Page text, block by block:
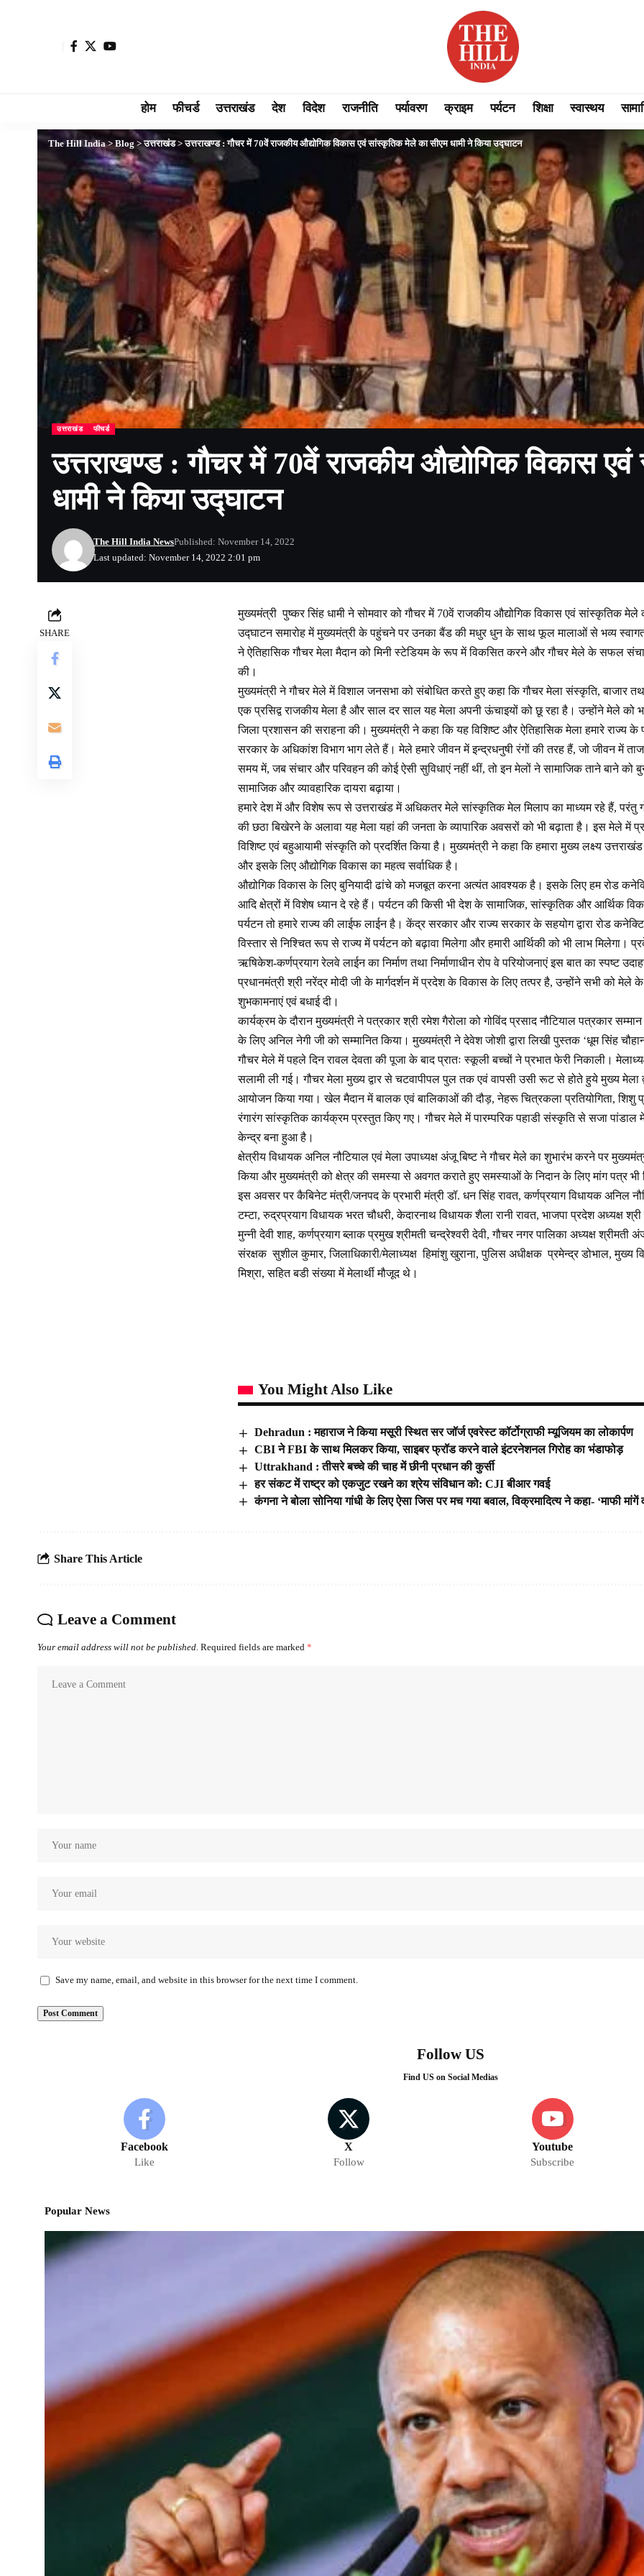
होम फीचर्ड उत्तराखंड देश विदेश राजनीति पर्यावरण क्राइम पर्यटन शिक्षा स्वास्थय
The Hill India>Blog >उत्तराखंड>उत्तराखण्ड : गौचर में 70वें राजकीय औद्योगिक विकास एवं सांस्कृतिक मेले का सीएम धामी ने किया उद्घाटन
उत्तराखंड फीचर्ड
उत्तराखण्ड : गौचर में 70वें राजकीय औद्योगिक विकास
धामी ने किया उद्घाटन
Last updated: November 14, 2022 2:01 pm
The Hill India NewsPublished: November 14, 2022
SHARE
मुख्यमंत्री पुष्कर सिंह धामी ने सोमवार को गौचर में 70वें राजकीय औद्योगिक विकास एवं सांस्कृतिक
उद्घाटन समारोह में मुख्यमंत्री के पहुंचने पर उनका बैंड की मधुर धुन के साथ फूल मालाओं से भव्य स्वागत
ने ऐतिहासिक गौचर मेला मैदान को मिनी स्टेडियम के रूप में विकसित करने और गौचर मेले के सफल
की।
मुख्यमंत्री ने गौचर मेले में विशाल जनसभा को संबोधित करते हुए कहा कि गौचर मेला संस्कृति, बाजार
एक प्रसिद्व राजकीय मेला है और साल दर साल यह मेला अपनी ऊंचाइयों को छू रहा है। उन्होंने मेले
जिला प्रशासन की सराहना की। मुख्यमंत्री ने कहा कि यह विशिष्ट और ऐतिहासिक मेला हमारे
सरकार के अधिकांश विभाग भाग लेते हैं। मेले हमारे जीवन में इन्द्रधनुषी रंगों की तरह हैं, जो जीवन में
समय में, जब संचार और परिवहन की कोई ऐसी सुविधाएं नहीं थीं, तो इन मेलों ने सामाजिक ताने बाने को
सामाजिक और व्यावहारिक दायरा बढ़ाया।
हमारे देश में और विशेष रूप से उत्तराखंड में अधिकतर मेले सांस्कृतिक मेल मिलाप का माध्यम रहे हैं, परंतु
की छठा बिखेरने के अलावा यह मेला यहां की जनता के व्यापारिक अवसरों को भी बढ़ाता है। इस मेले में
विशिष्ट एवं बहुआयामी संस्कृति को प्रदर्शित किया है। मुख्यमंत्री ने कहा कि हमारा मुख्य लक्ष्य
और इसके लिए औद्योगिक विकास का महत्व सर्वाधिक है।
औद्योगिक विकास के लिए बुनियादी ढांचे को मजबूत करना अत्यंत आवश्यक है। इसके लिए हम रोड
आदि क्षेत्रों में विशेष ध्यान दे रहे हैं। पर्यटन की किसी भी देश के सामाजिक, सांस्कृतिक और आर्थिक
पर्यटन तो हमारे राज्य की लाईफ लाईन है। केंद्र सरकार और राज्य सरकार के सहयोग द्वारा रोड
विस्तार से निश्चित रूप से राज्य में पर्यटन को बढ़ावा मिलेगा और हमारी आर्थिकी को भी लाभ मिलेगा।
ऋषिकेश-कर्णप्रयाग रेलवे लाईन का निर्माण तथा निर्माणाधीन रोप वे परियोजनाएं इस बात का स्पष्ट
प्रधानमंत्री श्री नरेंद्र मोदी जी के मार्गदर्शन में प्रदेश के विकास के लिए तत्पर है, उन्होंने सभी को
शुभकामनाएं एवं बधाई दी।
कार्यक्रम के दौरान मुख्यमंत्री ने पत्रकार श्री रमेश गैरोला को गोविंद प्रसाद नौटियाल पत्रकार
के लिए अनिल नेगी जी को सम्मानित किया। मुख्यमंत्री ने देवेश जोशी द्वारा लिखी पुस्तक ‘धूम सिंह
गौचर मेले में पहले दिन रावल देवता की पूजा के बाद प्रातः स्कूली बच्चों ने प्रभात फेरी निकाली।
सलामी ली गई। गौचर मेला मुख्य द्वार से चटवापीपल पुल तक एवं वापसी उसी रूट से होते हुये मुख्य मेला
आयोजन किया गया। खेल मैदान में बालक एवं बालिकाओं की दौड़, नेहरू चित्रकला प्रतियोगिता, शिशु
रंगारंग सांस्कृतिक कार्यक्रम प्रस्तुत किए गए। गौचर मेले में पारम्परिक पहाडी संस्कृति से सजा पांडाल
केन्द्र बना हुआ है।
क्षेत्रीय विधायक अनिल नौटियाल एवं मेला उपाध्यक्ष अंजू बिष्ट ने गौचर मेले का शुभारंभ करने पर
किया और मुख्यमंत्री को क्षेत्र की समस्या से अवगत कराते हुए समस्याओं के निदान के लिए मांग पत्र भी
इस अवसर पर कैबिनेट मंत्री/जनपद के प्रभारी मंत्री डॉ. धन सिंह रावत, कर्णप्रयाग विधायक अनिल
टम्टा, रुद्रप्रयाग विधायक भरत चौधरी, केदारनाथ विधायक शैला रानी रावत, भाजपा प्रदेश अध्यक्ष
मुन्नी देवी शाह, कर्णप्रयाग ब्लाक प्रमुख श्रीमती चन्द्रेश्वरी देवी, गौचर नगर पालिका अध्यक्ष श्रीमती
संरक्षक सुशील कुमार, जिलाधिकारी/मेलाध्यक्ष हिमांशु खुराना, पुलिस अधीक्षक प्रमेन्द्र डोभाल, मुख्य
मिश्रा, सहित बडी संख्या में मेलार्थी मौजूद थे।
You Might Also Like
Dehradun : महाराज ने किया मसूरी स्थित सर जॉर्ज एवरेस्ट कॉर्टोग्राफी म्यूजियम का लोकार्पण
CBI ने FBI के साथ मिलकर किया, साइबर फ्रॉड करने वाले इंटरनेशनल गिरोह का भंडाफोड़
Uttrakhand : तीसरे बच्चे की चाह में छीनी प्रधान की कुर्सी
हर संकट में राष्ट्र को एकजुट रखने का श्रेय संविधान को: CJI बीआर गवई
कंगना ने बोला सोनिया गांधी के लिए ऐसा जिस पर मच गया बवाल, विक्रमादित्य ने कहा- ‘माफी मांगें
Share This Article
Leave a Comment
Your email address will not be published. Required fields are marked *
Save my name, email, and website in this browser for the next time I comment.
Follow US
Find US on Social Medias
Facebook
Like
X
Follow
Youtube
Subscribe
Popular News